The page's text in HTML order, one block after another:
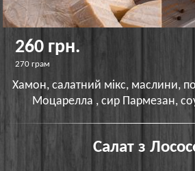
260 грн.
270 грам
Хамон, салатний мікс, маслини,
Моцарелла , сир Пармезан,
Салат з